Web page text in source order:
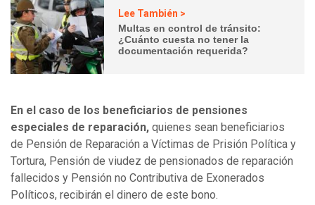
Lee También >
Multas en control de tránsito:
¿Cuánto cuesta no tener la
documentación requerida?
En el caso de los beneficiarios de pensiones
especiales de reparación, quienes sean beneficiarios
de Pensión de Reparación a Víctimas de Prisión Política y
Tortura, Pensión de viudez de pensionados de reparación
fallecidos y Pensión no Contributiva de Exonerados
Políticos, recibirán el dinero de este bono.